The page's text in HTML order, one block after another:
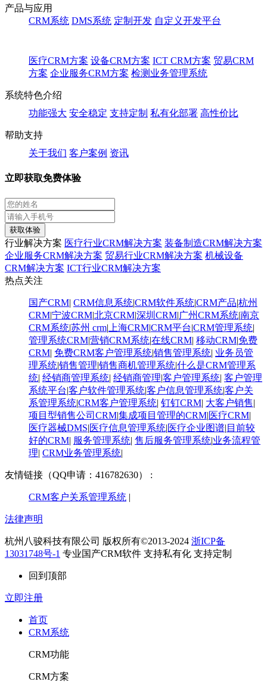
产品与应用
CRM系统 DMS系统 定制开发 自定义开发平台
医疗CRM方案 设备CRM方案 ICT CRM方案 贸易CRM
方案 企业服务CRM方案 检测业务管理系统
系统特色介绍
功能强大 安全稳定 支持定制 私有化部署 高性价比
帮助支持
关于我们 客户案例 资讯
立即获取免费体验
获取体验
行业解决方案 医疗行业CRM解决方案 装备制造CRM解决方案
企业服务CRM解决方案 贸易行业CRM解决方案 机械设备
CRM解决方案 ICT行业CRM解决方案
热点关注
国产CRM| CRM信息系统|CRM软件系统|CRM产品|杭州
CRM|宁波CRM|北京CRM|深圳CRM|广州CRM系统|南京
CRM系统|苏州 crm| 上海CRM|CRM平台|CRM管理系统|
管理系统CRM|营销CRM系统|在线CRM| 移动CRM|免费
CRM| 免费CRM客户管理系统|销售管理系统| 业务员管
理系统|销售管理|销售商机管理系统|什么是CRM管理系
统| 经销商管理系统| 经销商管理|客户管理系统| 客户管理
系统平台|客户软件管理系统|客户信息管理系统|客户关
系管理系统|CRM客户管理系统| 钉钉CRM| 大客户销售|
项目型销售公司CRM|集成项目管理的CRM|医疗CRM|
医疗器械DMS|医疗信息管理系统|医疗企业图谱| ​目前较
好的CRM| 服务管理系统| 售后服务管理系统|业务流程管
理| CRM业务管理系统|
友情链接（QQ申请：416782630） :
CRM客户关系管理系统 |
法律声明
杭州八骏科技有限公司 版权所有©2013-2024 浙ICP备
13031748号-1 专业国产CRM软件 支持私有化 支持定制
回到顶部
立即注册
首页
CRM系统
CRM功能
CRM方案